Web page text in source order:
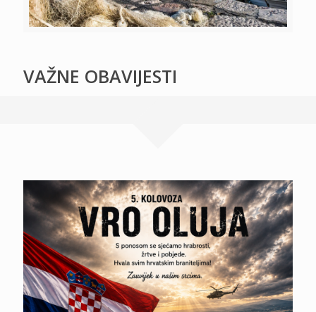
VAŽNE OBAVIJESTI